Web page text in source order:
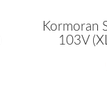
Kormoran
103V